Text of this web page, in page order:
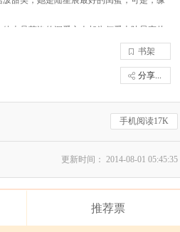
本是苏洛的深爱之人却为何爱上陆星宸从
解开。
书架
分享...
手机阅读17K
更新时间： 2014-08-01 05:45:35
推荐票